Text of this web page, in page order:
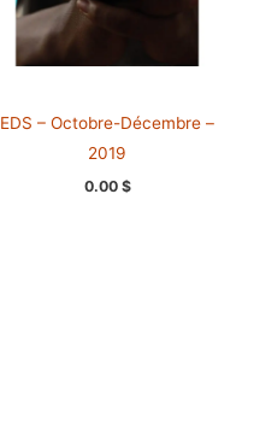
EDS – Octobre-Décembre –
2019
0.00 $